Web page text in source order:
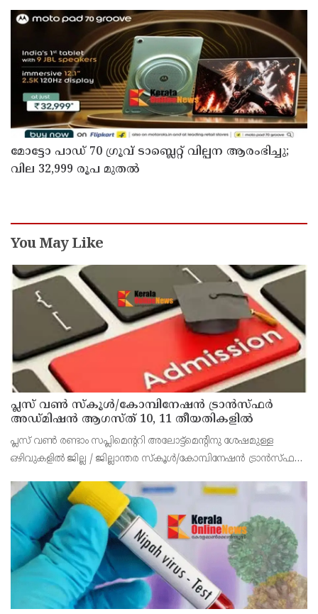
മോട്ടോ പാഡ് 70 ഗ്രൂവ് ടാബ്ലെറ്റ് വില്പന ആരംഭിച്ചു;
വില 32,999 രൂപ മുതൽ
You May Like
പ്ലസ് വൺ സ്‌കൂൾ/കോമ്പിനേഷൻ ട്രാൻസ്ഫർ
അഡ്മിഷൻ ആഗസ്ത് 10, 11 തീയതികളിൽ
പ്ലസ് വൺ രണ്ടാം സപ്ലിമെന്ററി അലോട്ട്‌മെന്റിനു ശേഷമുള്ള
ഒഴിവുകളിൽ ജില്ല / ജില്ലാന്തര സ്‌കൂൾ/കോമ്പിനേഷൻ ട്രാൻസ്ഫർ
വൈകിട്ട് 4 മണി വരെ നൽകിയിരുന്നു